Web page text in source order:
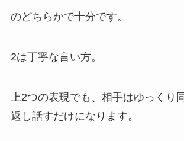
のどちらかで十分です。
2は丁寧な言い方。
上2つの表現でも、相手はゆっくり
返し話すだけになります。